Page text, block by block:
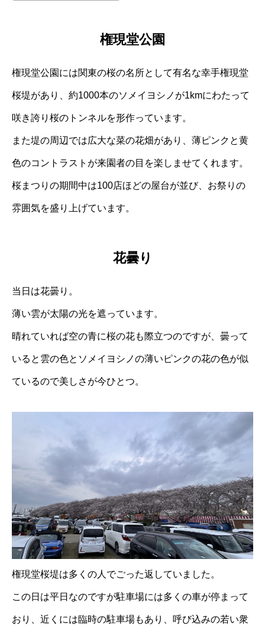
権現堂公園
権現堂公園には関東の桜の名所として有名な幸手権現堂
桜堤があり、約1000本のソメイヨシノが1kmにわたって
咲き誇り桜のトンネルを形作っています。
また堤の周辺では広大な菜の花畑があり、薄ピンクと黄
色のコントラストが来園者の目を楽しませてくれます。
桜まつりの期間中は100店ほどの屋台が並び、お祭りの
雰囲気を盛り上げています。
花曇り
当日は花曇り。
薄い雲が太陽の光を遮っています。
晴れていれば空の青に桜の花も際立つのですが、曇って
いると雲の色とソメイヨシノの薄いピンクの花の色が似
ているので美しさが今ひとつ。
権現堂桜堤は多くの人でごった返していました。
この日は平日なのですが駐車場には多くの車が停まって
おり、近くには臨時の駐車場もあり、呼び込みの若い衆